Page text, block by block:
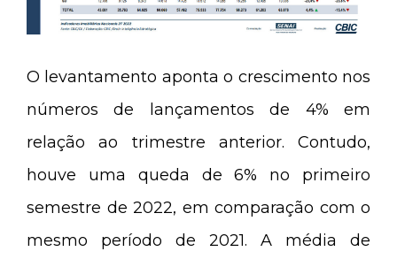
O levantamento aponta o crescimento nos
números de lançamentos de 4% em
relação ao trimestre anterior. Contudo,
houve uma queda de 6% no primeiro
semestre de 2022, em comparação com o
mesmo período de 2021. A média de